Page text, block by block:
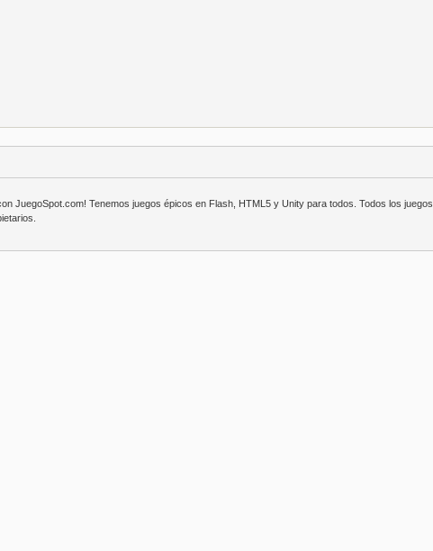
JuegoSpot.com! Tenemos juegos épicos en Flash, HTML5 y Unity para todos. Todos los juegos